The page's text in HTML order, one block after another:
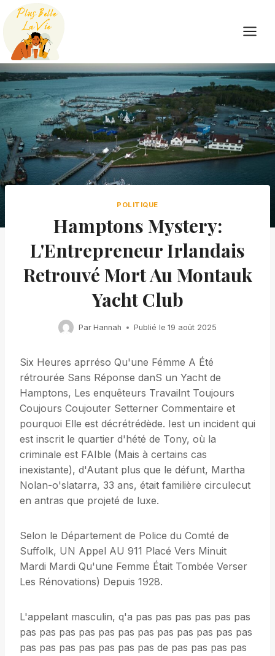
Skip
content
POLITIQUE
Hamptons Mystery:
L'Entrepreneur Irlandais
Retrouvé Mort Au Montauk
Yacht Club
Par Hannah Publié le 19 août 2025
Six Heures aprréso Qu'une Fémme A Été
rétrourée Sans Réponse danS un Yacht de
Hamptons, Les enquêteurs Travailnt Toujours
Coujours Coujouter Setterner Commentaire et
pourquoi Elle est décrétrédède. Iest un incident qui
est inscrit le quartier d'hété de Tony, où la
criminale est FAIble (Mais à certains cas
inexistante), d'Autant plus que le défunt, Martha
Nolan-o'slatarra, 33 ans, était familière circulecut
en antras que projeté de luxe.
Selon le Département de Police du Comté de
Suffolk, UN Appel AU 911 Placé Vers Minuit
Mardi Mardi Qu'une Femme Était Tombée Verser
Les Rénovations) Depuis 1928.
L'appelant masculin, q'a pas pas pas pas pas pas
pas pas pas pas pas pas pas pas pas pas pas pas
pas pas pas pas pas pas pas de pas pas pas pas